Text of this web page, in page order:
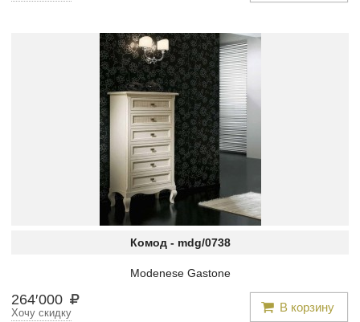
Комод - mdg/0738
Modenese Gastone
264′000 В корзину
Хочу скидку